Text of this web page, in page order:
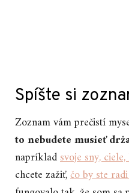
Spíšte si
Zoznam vám prečistí
to nebudete musieť
napríkladsvoje sny,
chcete zažiť,čo by ste